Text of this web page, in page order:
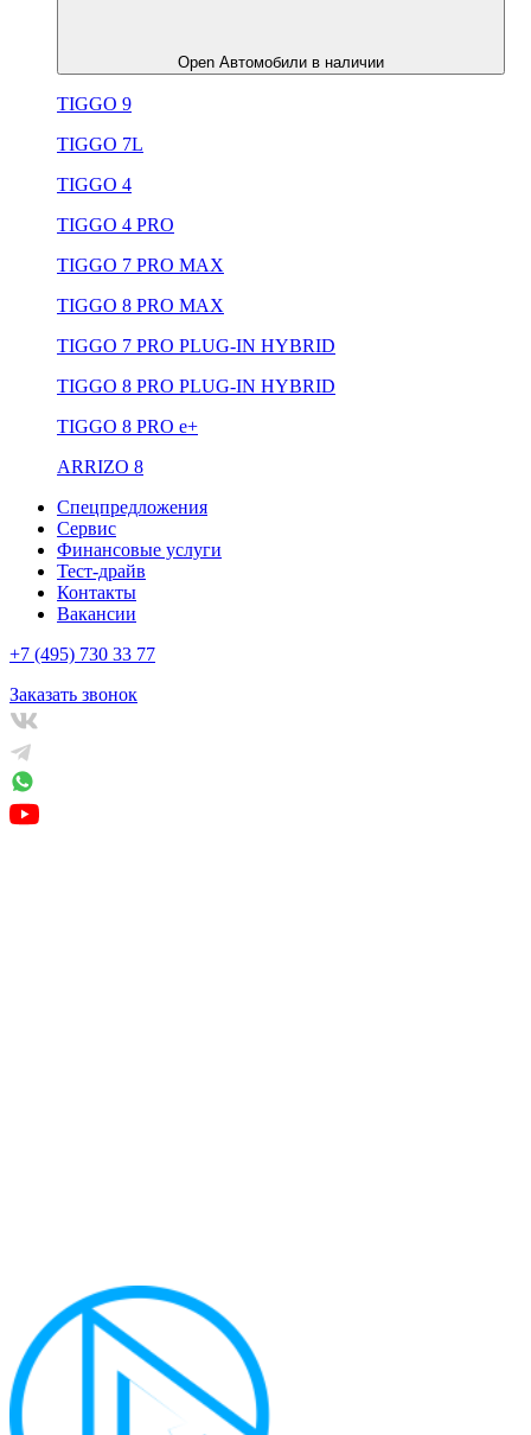
Open Автомобили в наличии
TIGGO 9
TIGGO 7L
TIGGO 4
TIGGO 4 PRO
TIGGO 7 PRO MAX
TIGGO 8 PRO MAX
TIGGO 7 PRO PLUG-IN HYBRID
TIGGO 8 PRO PLUG-IN HYBRID
TIGGO 8 PRO е+
ARRIZO 8
Спецпредложения
Сервис
Финансовые услуги
Тест-драйв
Контакты
Вакансии
+7 (495) 730 33 77
Заказать звонок